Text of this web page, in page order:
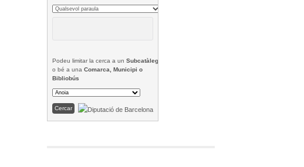
Podeu limitar la cerca a un Subcatàleg
o bé a una Comarca, Municipi o
Bibliobús